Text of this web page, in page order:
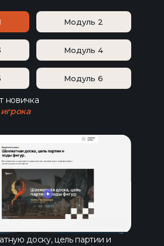
Модуль 2
Модуль 4
Модуль 6
новичка
доску, цель партии и